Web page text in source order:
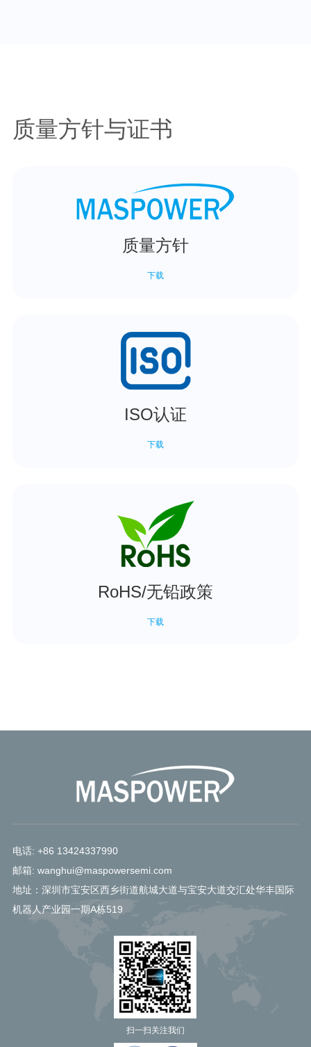
质量方针与证书
质量方针
下载
ISO认证
下载
RoHS/无铅政策
下载
电话: +86 13424337990
邮箱: wanghui@maspowersemi.com
地址：深圳市宝安区西乡街道航城大道与宝安大道交汇处华丰国际
机器人产业园一期A栋519
扫一扫关注我们